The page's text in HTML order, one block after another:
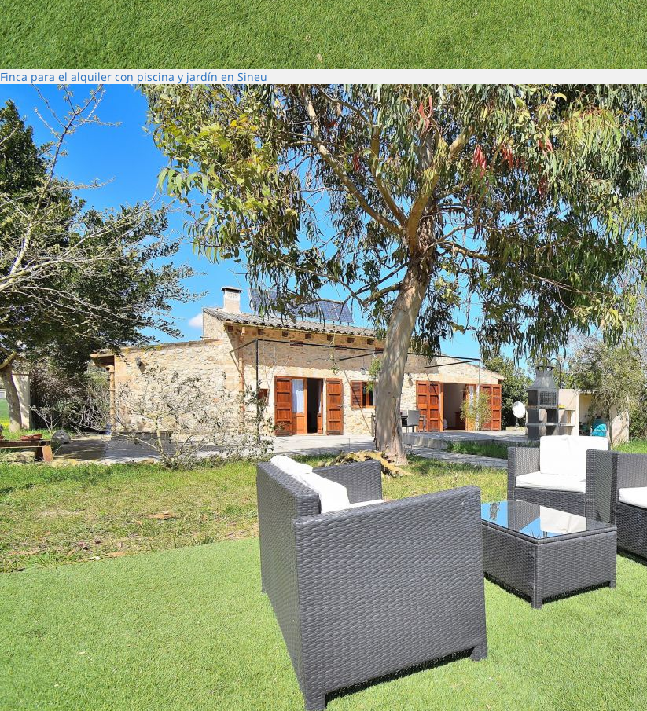
Finca para el alquiler con piscina y jardín en Sineu